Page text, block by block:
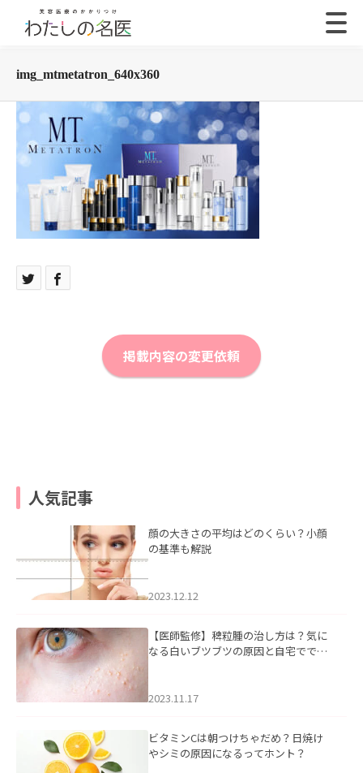
img_mtmetatron_640x360
掲載内容の変更依頼
人気記事
顔の大きさの平均はどのくらい？小顔
の基準も解説
2023.12.12
【医師監修】稗粒腫の治し方は？気に
なる白いブツブツの原因と自宅ででき
2023.11.17
ビタミンCは朝つけちゃだめ？日焼け
やシミの原因になるってホント？